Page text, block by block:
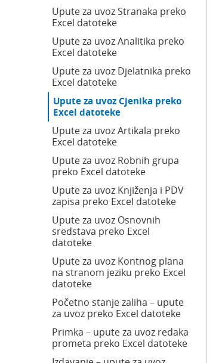
Upute za uvoz Stranaka preko
Excel datoteke
Upute za uvoz Analitika preko
Excel datoteke
Upute za uvoz Djelatnika preko
Excel datoteke
Upute za uvoz Cjenika preko
Excel datoteke
Upute za uvoz Artikala preko
Excel datoteke
Upute za uvoz Robnih grupa
preko Excel datoteke
Upute za uvoz Knjiženja i PDV
zapisa preko Excel datoteke
Upute za uvoz Osnovnih
sredstava preko Excel
datoteke
Upute za uvoz Kontnog plana
na stranom jeziku preko Excel
datoteke
Početno stanje zaliha – upute
za uvoz preko Excel datoteke
Primka – upute za uvoz redaka
prometa preko Excel datoteke